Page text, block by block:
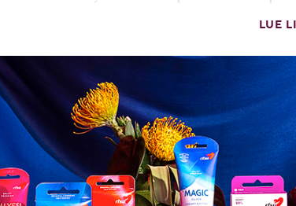
Täältä löydät kaikki tuotteemme aina kondomeista
oleviin hierontaöljyihin ja seksuaaliterveysvälineisiin. Me
tuotteita, jotka tuovat nautintoa ja turvaa asiakkaillemme.
ollut työskennellä yhteiskunnan puolesta, jossa jokaisen
Joka kerta, kun ostat RFSU:n tuotteen, tuet työtämme
LUE